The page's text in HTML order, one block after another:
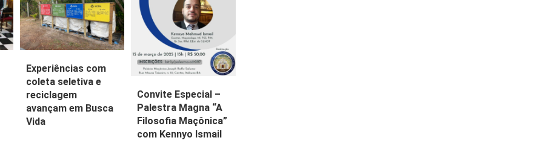
Experiências com
coleta seletiva e
reciclagem
avançam em Busca
Vida
Convite Especial –
Palestra Magna “A
Filosofia Maçônica”
com Kennyo Ismail